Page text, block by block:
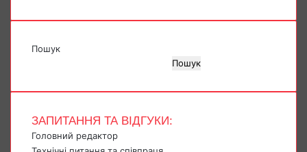
Пошук
Пошук
ЗАПИТАННЯ ТА ВІДГУКИ:
Головний редактор